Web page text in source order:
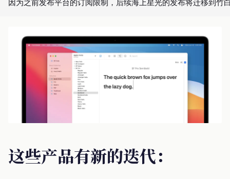
这些产品有新的迭代：